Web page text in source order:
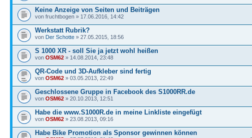
Keine Anzeige von Seiten und Beiträgen
von fruchtbogen » 17.06.2016, 14:42
Werkstatt Rubrik?
von Der Schotte » 27.05.2015, 18:56
S 1000 XR - soll Sie ja jetzt wohl heißen
von OSM62 » 14.08.2014, 23:48
QR-Code und 3D-Aufkleber sind fertig
von OSM62 » 03.05.2013, 22:49
Geschlossene Gruppe in Facebook des S1000RR.de
von OSM62 » 20.10.2013, 12:51
Habe die www.S1000R.de in meine Linkliste eingefügt
von OSM62 » 23.08.2013, 09:16
Habe Bike Promotion als Sponsor gewinnen können